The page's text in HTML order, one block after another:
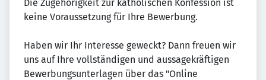
Die Zugehörigkeit zur katholischen Konfession ist
keine Voraussetzung für Ihre Bewerbung.
Haben wir Ihr Interesse geweckt? Dann freuen wir
uns auf Ihre vollständigen und aussagekräftigen
Bewerbungsunterlagen über das "Online